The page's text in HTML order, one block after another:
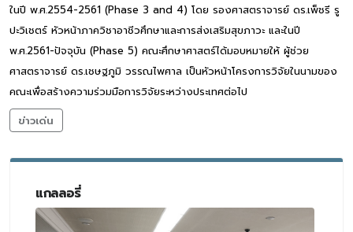
ในปี พ.ศ.2554-2561 (Phase 3 and 4) โดย รองศาสตราจารย์ ดร.เพ็ชรี รู
ปะวิเชตร์ หัวหน้าภาควิชาอาชีวศึกษาและการส่งเสริมสุขภาวะ และในปี
พ.ศ.2561-ปัจจุบัน (Phase 5) คณะศึกษาศาสตร์ได้มอบหมายให้ ผู้ช่วย
ศาสตราจารย์ ดร.เชษฐภูมิ วรรณไพศาล เป็นหัวหน้าโครงการวิจัยในนามของ
คณะเพื่อสร้างความร่วมมือการวิจัยระหว่างประเทศต่อไป
ข่าวเด่น
แกลลอรี่